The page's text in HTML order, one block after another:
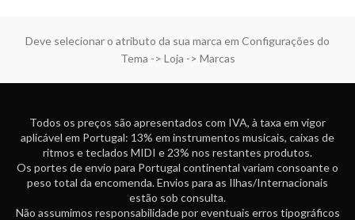
Deve selecionar o atributo da sua marca em Configurações do
Tema -> Loja -> Marcas
Todos os preços são apresentados com IVA, à taxa em vigor
aplicável em Portugal: 13% em instrumentos musicais, caixas de
ritmos e teclados MIDI e 23% nos restantes produtos.
Os portes de envio para Portugal continental variam consoante o
peso total da encomenda. Envios para as Ilhas/Internacionais
estão sob consulta.
Não assumimos responsabilidade por eventuais erros tipográficos